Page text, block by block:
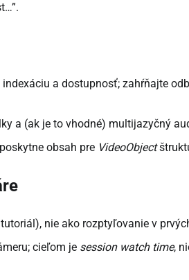
a dostupnosť; zahŕňajte
a (ak je to vhodné) multijazyčný
obsah pre VideoObject
nie ako rozptyľovanie v
cieľom je session watch time,